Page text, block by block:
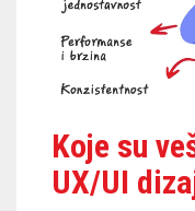
Koje su
UX/UI